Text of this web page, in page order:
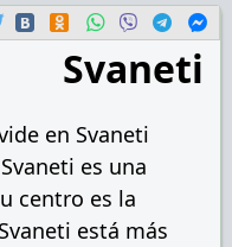
Svaneti
en Svaneti
es una
centro es la
está más